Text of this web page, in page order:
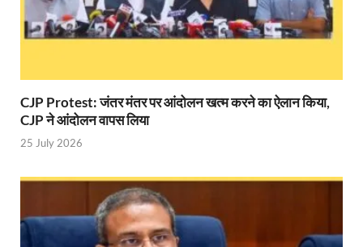
मिलावटखोरों पर और कसेगा सरकार का शिकंजा
Pateshvari Mata Darshan: मुख्यमंत्री ने किए मां
She Leads Bharat: अंतर्राष्ट्रीय महिला दिवस 2026 के
Sabka Sath Sabka Vikas: प्रधानमंत्री नरेन्द्र मोदी 9
Chhattisgarh Budget 2026-27: बस्तर के विकास का
First Cabinet Meeting In Seva Tirth: भारत की
Gomati River: गोमती को स्वच्छ बनाने के लिए आज जुटेंगे
CJP Protest: जंतर मंतर पर आंदोलन खत्म करने का ऐलान किया,
CJP ने आंदोलन वापस लिया
25 July 2026